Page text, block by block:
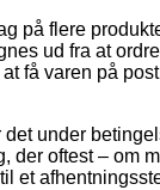
på flere
ud fra at
få varen på
under
oftest – om
et